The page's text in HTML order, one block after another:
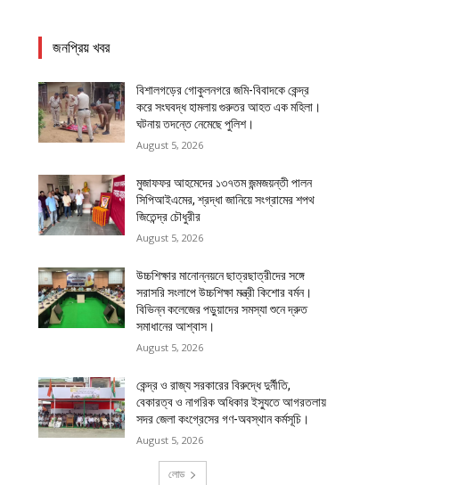
জনপ্রিয় খবর
বিশালগড়ের গোকুলনগরে জমি-বিবাদকে কেন্দ্র
করে সংঘবদ্ধ হামলায় গুরুতর আহত এক মহিলা।
ঘটনায় তদন্তে নেমেছে পুলিশ।
August 5, 2026
মুজাফফর আহমেদের ১৩৭তম জন্মজয়ন্তী পালন
সিপিআইএমের, শ্রদ্ধা জানিয়ে সংগ্রামের শপথ
জিতেন্দ্র চৌধুরীর
August 5, 2026
উচ্চশিক্ষার মানোন্নয়নে ছাত্রছাত্রীদের সঙ্গে
সরাসরি সংলাপে উচ্চশিক্ষা মন্ত্রী কিশোর বর্মন।
বিভিন্ন কলেজের পড়ুয়াদের সমস্যা শুনে দ্রুত
সমাধানের আশ্বাস।
August 5, 2026
কেন্দ্র ও রাজ্য সরকারের বিরুদ্ধে দুর্নীতি,
বেকারত্ব ও নাগরিক অধিকার ইস্যুতে আগরতলায়
সদর জেলা কংগ্রেসের গণ-অবস্থান কর্মসূচি।
August 5, 2026
লোড